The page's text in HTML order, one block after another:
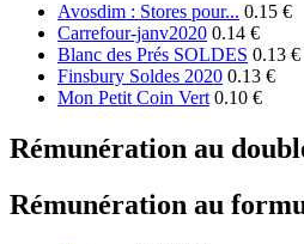
Avosdim : Stores pour... 0.15 €
Carrefour-janv2020 0.14 €
Blanc des Prés SOLDES 0.13 €
Finsbury Soldes 2020 0.13 €
Mon Petit Coin Vert 0.10 €
Rémunération au
Rémunération au